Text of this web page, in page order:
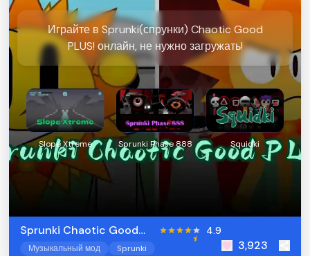
Играйте в Sprunki(спрунки) Chaotic Good
PLUS! онлайн, не нужно загружать!
Slope Xtreme Sprunki Phase 888 Squidki
Sprunki Chaotic Good
PLUS!
4.9
Музыкальный мод
Sprunki
3,923